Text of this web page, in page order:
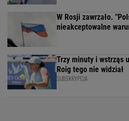
W Rosji zawrzało.
nieakceptowalne
Trzy minuty i wstrząs
Roig tego nie widział
SUBSKRYPCJA